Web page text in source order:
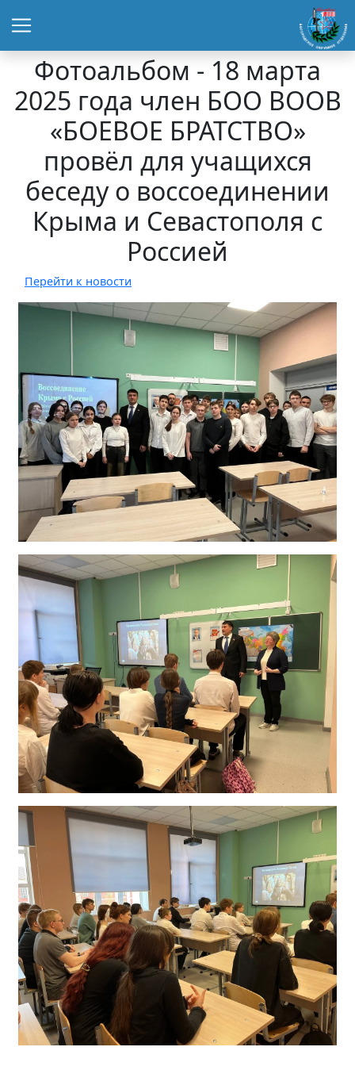
Фотоальбом - 18 марта
2025 года член БОО ВООВ
«БОЕВОЕ БРАТСТВО»
провёл для учащихся
беседу о воссоединении
Крыма и Севастополя с
Россией
Перейти к новости